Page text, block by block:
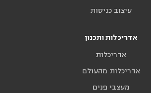
עיצוב כניסות
אדריכלות ותכנון
אדריכלות
אדריכלות מהעולם
מעצבי פנים